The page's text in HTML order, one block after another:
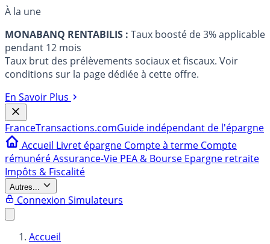
À la une
MONABANQ RENTABILIS : Taux boosté de 3% applicable
pendant 12 mois
Taux brut des prélèvements sociaux et fiscaux. Voir
conditions sur la page dédiée à cette offre.
En Savoir Plus
FranceTransactions.comGuide indépendant de l'épargne
Accueil Livret épargne Compte à terme Compte
rémunéréAssurance-Vie PEA & Bourse Epargne retraite
Impôts & Fiscalité
Autres...
Connexion Simulateurs
Accueil